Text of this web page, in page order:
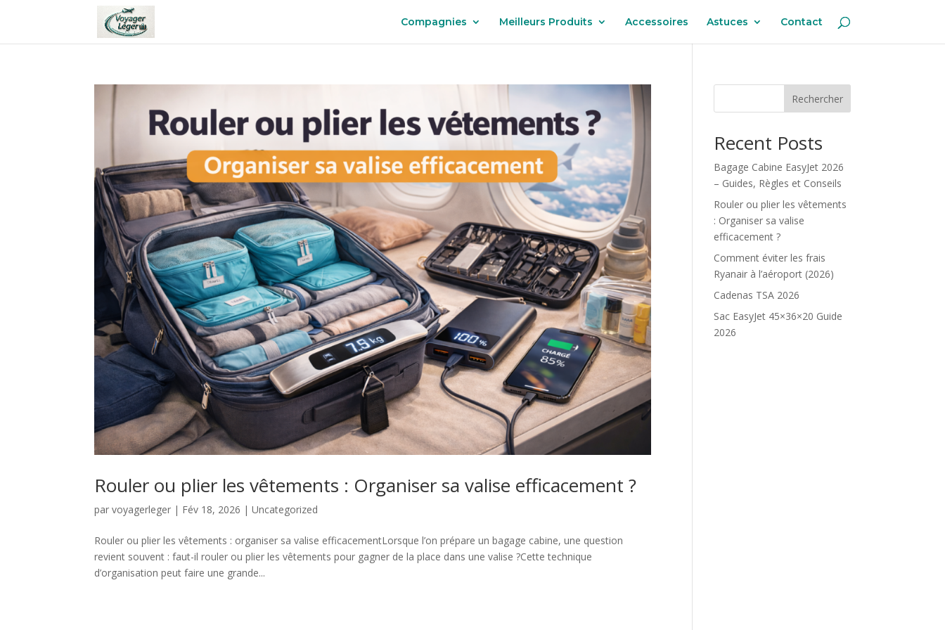
Compagnies Meilleurs Produits Accessoires Astuces Contact
Rouler ou plier les vêtements : Organiser sa valise efficacement ?
parvoyagerleger | Fév 18, 2026 |Uncategorized
Rouler ou plier les vêtements : organiser sa valise efficacementLorsque l’on prépare un bagage cabine, une question
revient souvent : faut-il rouler ou plier les vêtements pour gagner de la place dans une valise ?Cette technique
d’organisation peut faire une grande...
Rechercher
Recent Posts
Bagage Cabine EasyJet 2026
– Guides, Règles et Conseils
Rouler ou plier les vêtements
: Organiser sa valise
efficacement ?
Comment éviter les frais
Ryanair à l’aéroport (2026)
Cadenas TSA 2026
Sac EasyJet 45×36×20 Guide
2026